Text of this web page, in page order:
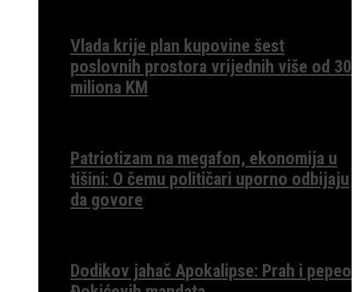
Vlada krije plan kupovine šest
poslovnih prostora vrijednih više od 30
miliona KM
Patriotizam na megafon, ekonomija u
tišini: O čemu političari uporno odbijaju
da govore
Dodikov jahač Apokalipse: Prah i pepeo